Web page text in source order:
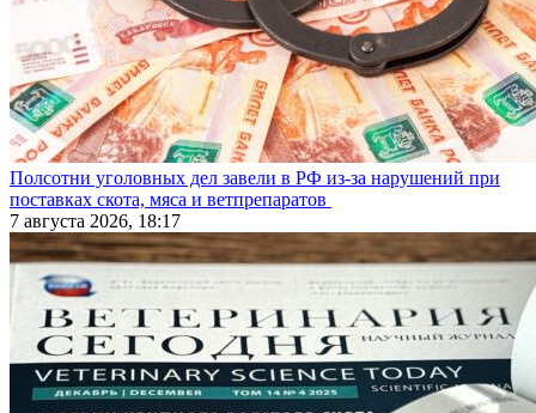
Полсотни уголовных дел завели в РФ из-за нарушений при
поставках скота, мяса и ветпрепаратов
7 августа 2026, 18:17